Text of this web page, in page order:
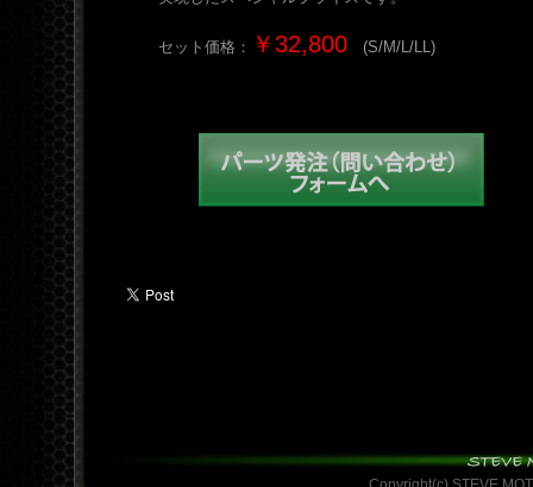
セット価格： ￥32,800 (S/M/L/LL)